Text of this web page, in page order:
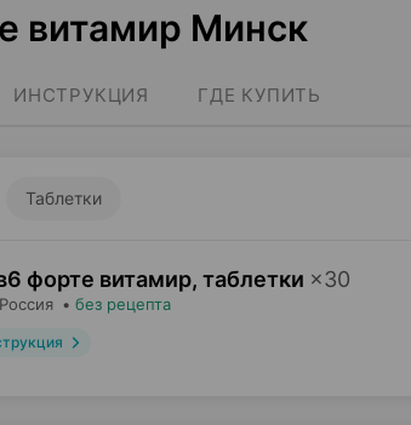
витамир Минск
ИНСТРУКЦИЯ ГДЕ КУПИТЬ
Таблетки
форте витамир, таблетки ×30
, Россия • без рецепта